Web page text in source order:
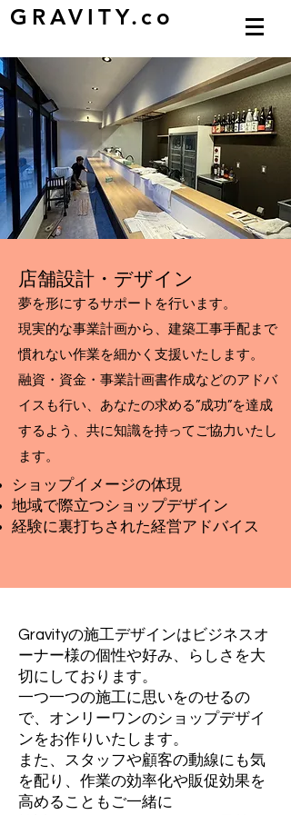
GRAVITY.co
​店舗設計・デザイン
夢を形にするサポートを行います。
現実的な事業計画から、建築工事手配まで
慣れない作業を細かく支援いたします。
融資・資金・事業計画書作成などのアドバ
イスも行い、あなたの求める”成功”を達成
するよう、共に知識を持ってご協力いたし
ます。
​ショップイメージの体現
地域で際立つショップデザイン
​経験に裏打ちされた経営アドバイス
Gravityの施工デザインはビジネスオ
ーナー様の個性や好み、らしさを大
切にしております。
一つ一つの施工に思いをのせるの
で、オンリーワンのショップデザイ
ンをお作りいたします。
また、スタッフや顧客の動線にも気
を配り、作業の効率化や販促効果を
高めることもご一緒に